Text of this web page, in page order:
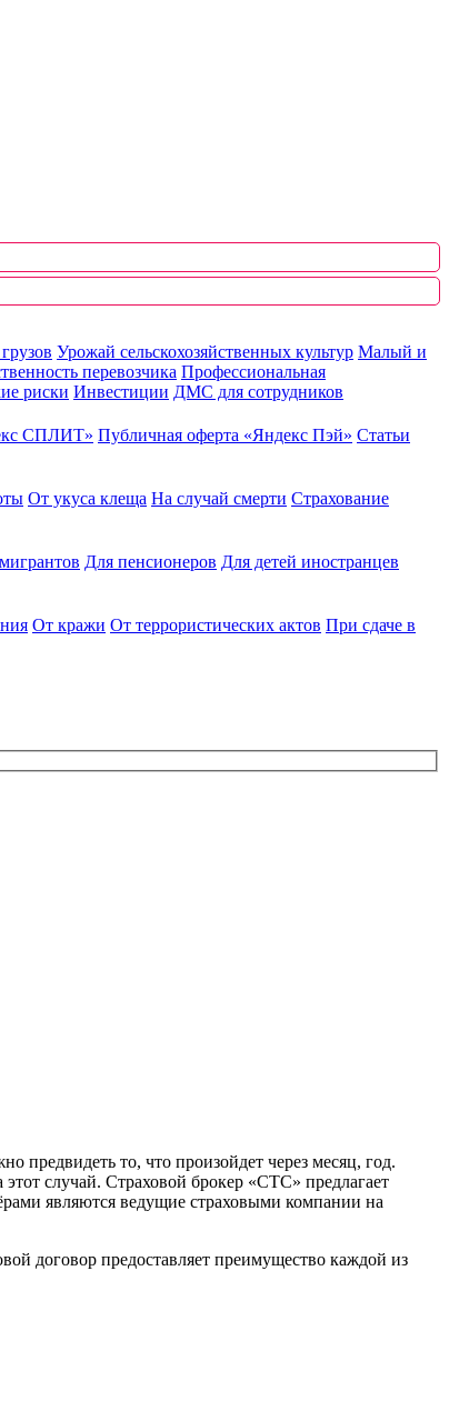
Урожай сельскохозяйственных культур Малый и
перевозчика Профессиональная
риски Инвестиции ДМС для сотрудников
СПЛИТ» Публичная оферта «Яндекс Пэй» Статьи
От укуса клеща На случай смерти Страхование
Для пенсионеров Для детей иностранцев
От кражи От террористических актов При сдаче в
предвидеть то, что произойдет через месяц, год.
случай. Страховой брокер «СТС» предлагает
являются ведущие страховыми компании на
договор предоставляет преимущество каждой из